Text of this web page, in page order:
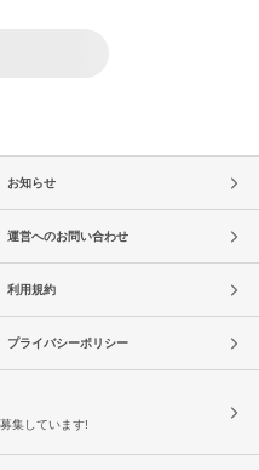
お知らせ
運営へのお問い合わせ
利用規約
プライバシーポリシー
集しています!